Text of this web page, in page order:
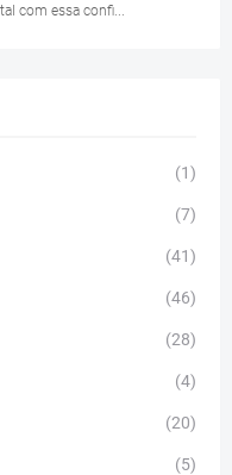
com essa confi...
(1)
(7)
(41)
(46)
(28)
(4)
(20)
(5)